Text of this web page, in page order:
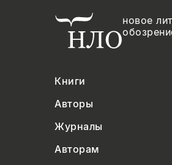
новое
Книги
Авторы
Журналы
Авторам